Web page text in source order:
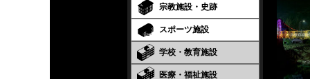
宗教施設・史跡
スポーツ施設
学校・教育施設
医療・福祉施設